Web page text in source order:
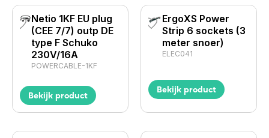
Netio 1KF EU plug
(CEE 7/7) outp DE
type F Schuko
230V/16A
POWERCABLE-1KF
Bekijk product
ErgoXS Power
Strip 6 sockets (3
meter snoer)
ELEC041
Bekijk product